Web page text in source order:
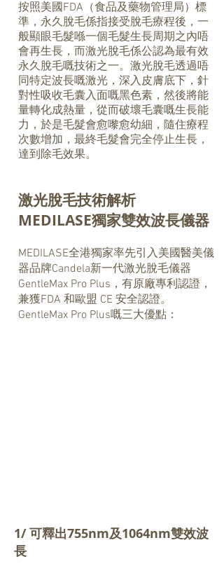
按照美國FDA（食品及藥物管理局）標
準，永久脫毛係指接受脫毛療程後，一
般顯眼毛髮喺一個毛髮生長周期之內唔
會再生長，而激光脫毛係公認為最有效
永久脫毛嘅技術之一。激光脫毛透過唔
同特定波長嘅激光，深入皮膚底下，針
對性吸收毛囊入面嘅黑色素，然後將能
量轉化成熱量，從而破壞毛囊嘅生長能
力，於是毛髮會愈嚟愈幼細，隨住療程
次數增加，最終毛髮會完全停止生長，
達到除毛效果。
激光脫毛技術解析
MEDILASE獨家雙效波長儀器
MEDILASE全港獨家率先引入美國醫美儀
器品牌Candela新一代激光脫毛儀器
GentleMax Pro Plus，有原廠專利認證，
兼獲FDA 和歐盟 CE 安全認證。
GentleMax Pro Plus嘅三大優點：
1/ 可釋出755nm及1064nm雙效波
長